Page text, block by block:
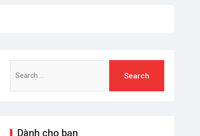
for:
Dành cho bạn